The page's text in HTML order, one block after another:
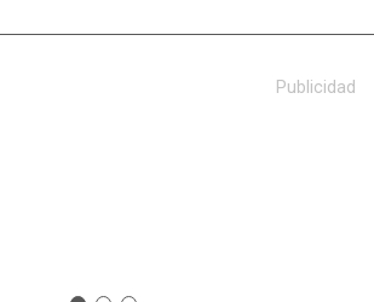
Publicidad